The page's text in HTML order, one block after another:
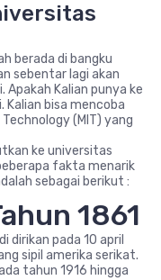
berada di bangku
sebentar lagi akan
Kalian punya ke
Kalian bisa mencoba
(MIT) yang
ke universitas
fakta menarik
sebagai berikut :
1861
dirikan pada 10 april
sipil amerika serikat.
tahun 1916 hingga